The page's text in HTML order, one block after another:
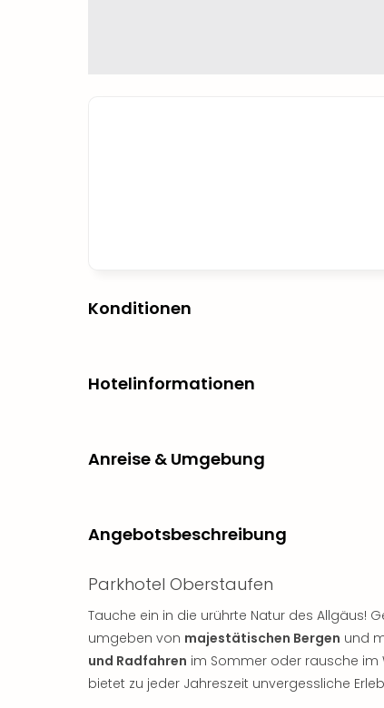
Konditionen
Hotelinformationen
Anreise & Umgebung
Angebotsbeschreibung
Parkhotel Oberstaufen
Tauche ein in die urührte Natur des Allgäus!
umgeben von majestätischen Bergen und
und Radfahren im Sommer oder rausche im
bietet zu jeder Jahreszeit unvergessliche